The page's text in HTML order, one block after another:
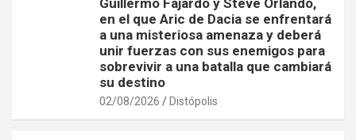
Guillermo Fajardo y Steve Orlando,
en el que Aric de Dacia se enfrentará
a una misteriosa amenaza y deberá
unir fuerzas con sus enemigos para
sobrevivir a una batalla que cambiará
su destino
02/08/2026 Distópolis